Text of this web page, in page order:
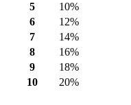
5
10%
6
12%
7
14%
8
16%
9
18%
10
20%